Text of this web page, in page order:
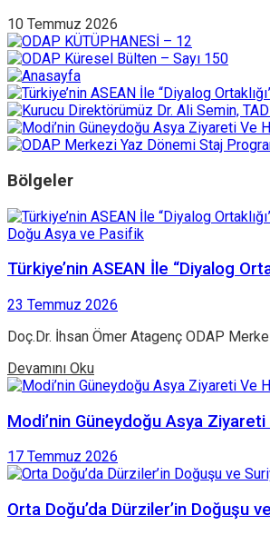
10 Temmuz 2026
Bölgeler
Doğu Asya ve Pasifik
Türkiye’nin ASEAN İle “Diyalog
23 Temmuz 2026
Doç.Dr. İhsan Ömer Atagenç ODAP
Devamını Oku
Modi’nin Güneydoğu Asya Ziyareti
17 Temmuz 2026
Orta Doğu’da Dürziler’in Doğuşu